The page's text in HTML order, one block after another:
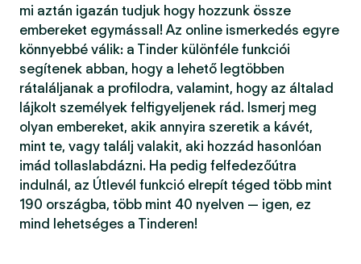
mi aztán igazán tudjuk hogy hozzunk össze
embereket egymással! Az online ismerkedés egyre
könnyebbé válik: a Tinder különféle funkciói
segítenek abban, hogy a lehető legtöbben
rátaláljanak a profilodra, valamint, hogy az általad
lájkolt személyek felfigyeljenek rád. Ismerj meg
olyan embereket, akik annyira szeretik a kávét,
mint te, vagy találj valakit, aki hozzád hasonlóan
imád tollaslabdázni. Ha pedig felfedezőútra
indulnál, az Útlevél funkció elrepít téged több mint
190 országba, több mint 40 nyelven — igen, ez
mind lehetséges a Tinderen!